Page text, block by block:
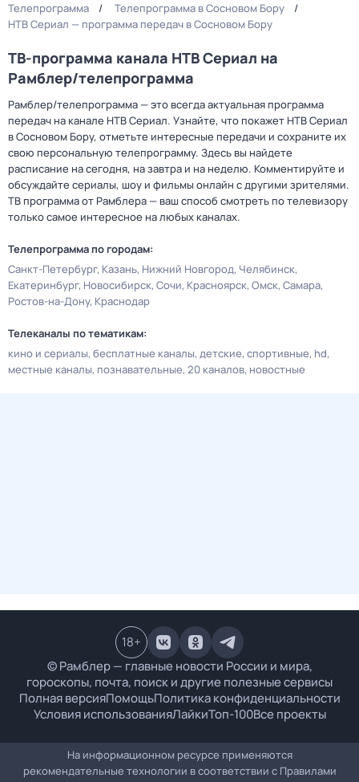
Телепрограмма
Телепрограмма в Сосновом Бору
НТВ Сериал — программа передач в Сосновом Бору
ТВ-программа канала НТВ Сериал на
Рамблер/телепрограмма
Рамблер/телепрограмма — это всегда актуальная программа
передач на канале НТВ Сериал. Узнайте, что покажет НТВ Сериал
в Сосновом Бору, отметьте интересные передачи и сохраните их
свою персональную телепрограмму. Здесь вы найдете
расписание на сегодня, на завтра и на неделю. Комментируйте и
обсуждайте сериалы, шоу и фильмы онлайн с другими зрителями.
ТВ программа от Рамблера — ваш способ смотреть по телевизору
только самое интересное на любых каналах.
Телепрограмма по городам:
Санкт-Петербург Казань Нижний Новгород Челябинск
Екатеринбург Новосибирск Сочи Красноярск Омск Самара
Ростов-на-Дону Краснодар
Телеканалы по тематикам:
кино и сериалы бесплатные каналы детские спортивные hd
местные каналы познавательные 20 каналов новостные
© Рамблер — главные новости России и мира,
гороскопы, почта, поиск и другие полезные сервисы
Полная версияПомощьПолитика конфиденциальности
Условия использованияЛайкиТоп-100Все проекты
18+
На информационном ресурсе применяются
рекомендательные технологии в соответствии с Правилами